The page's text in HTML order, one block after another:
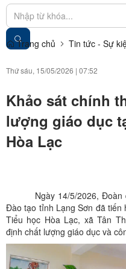
Trang chủ Tin tức - Sự
Thứ sáu, 15/05/2026 | 07:52
Khảo sát chính
lượng giáo dục
Hòa Lạc
Ngày 14/5/2026,
Đào tạo tỉnh Lạng Sơn đã tiến
Tiểu học Hòa Lạc, xã Tân
định chất lượng giáo dục và